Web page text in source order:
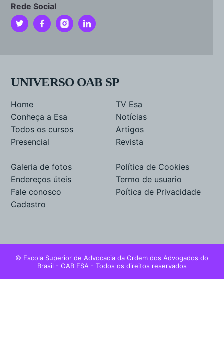
Rede Social
UNIVERSO OAB SP
Home
Conheça a Esa
Todos os cursos
Presencial
TV Esa
Notícias
Artigos
Revista
Galeria de fotos
Endereços úteis
Fale conosco
Cadastro
Política de Cookies
Termo de usuario
Poítica de Privacidade
© Escola Superior de Advocacia da Ordem dos Advogados do
Brasil - OAB ESA - Todos os direitos reservados